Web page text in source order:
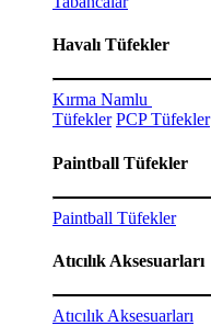
Havalı Tüfekler
Kırma Namlu
Tüfekler PCP Tüfekler
Paintball Tüfekler
Paintball Tüfekler
Atıcılık Aksesuarları
Atıcılık Aksesuarları